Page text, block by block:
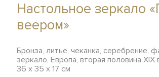
Настольное зеркало
веером»
Бронза, литье, чеканка, серебрение,
зеркало, Европа, вторая половина XIX
36 х 35 х 17 см